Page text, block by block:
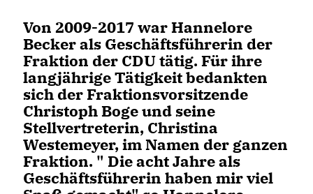
Von 2009-2017 war Hannelore
Becker als Geschäftsführerin der
Fraktion der CDU tätig. Für ihre
langjährige Tätigkeit bedankten
sich der Fraktionsvorsitzende
Christoph Boge und seine
Stellvertreterin, Christina
Westemeyer, im Namen der ganzen
Fraktion. " Die acht Jahre als
Geschäftsführerin haben mir viel